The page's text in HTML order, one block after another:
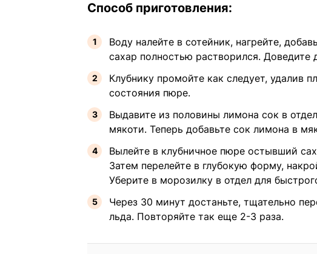
Способ приготовления:
Воду налейте в сотейник, нагрейте,
сахар полностью растворился. Доведите
Клубнику промойте как следует, удалив
состояния пюре.
Выдавите из половины лимона сок в
мякоти. Теперь добавьте сок лимона в
Вылейте в клубничное пюре остывший
Затем перелейте в глубокую форму,
Уберите в морозилку в отдел для
Через 30 минут достаньте, тщательно
льда. Повторяйте так еще 2-3 раза.